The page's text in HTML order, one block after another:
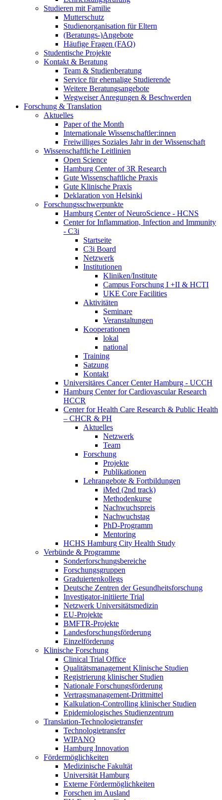
Studieren mit Familie
Mutterschutz
Studienorganisation für Eltern
(Beratungs-)Angebote
Häufige Fragen (FAQ)
Studentische Projekte
Kontakt & Beratung
Team & Studienberatung
Service für ehemalige Studierende
Weitere Beratungsangebote
Wegweiser Anregungen & Beschwerden
Forschung & Translation
Aktuelles
Paper of the Month
Internationale Wissenschaftler:innen
Freiwilliges Soziales Jahr in der Wissenschaft
Wissenschaftliche Leitlinien
Open Science
Hamburg Center of 3R Research
Gute Wissenschaftliche Praxis
Gute Klinische Praxis
Deklaration von Helsinki
Forschungsschwerpunkte
Hamburg Center of NeuroScience - HCNS
Center for Inflammation, Infection and Immunity
- C3i
Startseite
C3i Board
Netzwerk
Institutionen
Kliniken/Institute
Campus Forschung I +II & HCTI
UKE Core Facilities
Aktivitäten
Seminare
Veranstaltungen
Kooperationen
lokal
national
Training
Satzung
Kontakt
Universitäres Cancer Center Hamburg - UCCH
Hamburg Center for Cardiovascular Research
HCCR
Center for Health Care Research & Public Health
– CHCR & PH
Aktuelles
Netzwerk
Team
Forschung
Projekte
Publikationen
Lehrangebote & Fortbildungen
iMed (2nd track)
Methodenkurse
Nachwuchspreis
Nachwuchstag
PhD-Programm
Mentoring
HCHS Hamburg City Health Study
Verbünde & Programme
Sonderforschungsbereiche
Forschungsgruppen
Graduiertenkollegs
Deutsche Zentren der Gesundheitsforschung
Investigator-initiierte Trial
Netzwerk Universitätsmedizin
EU-Projekte
BMFTR-Projekte
Landesforschungsförderung
Einzelförderung
Klinische Forschung
Clinical Trial Office
Qualitätsmanagement Klinische Studien
Registrierung klinischer Studien
Nationale Forschungsförderung
Vertragsmanagement-Drittmittel
Kalkulation-Controlling klinischer Studien
Epidemiologisches Studienzentrum
Translation-Technologietransfer
Technologietransfer
WIPANO
Hamburg Innovation
Fördermöglichkeiten
Medizinische Fakultät
Universität Hamburg
Externe Fördermöglichkeiten
Forschen im Ausland